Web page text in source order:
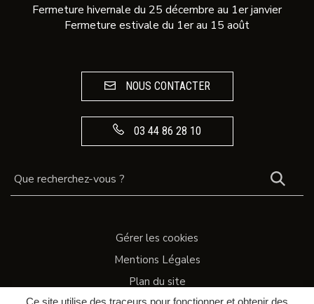
Ce site utilise des traceurs pour fonctionner et obtenir des
Fermeture hivernale du 25 décembre au 1er janvier
Fermeture estivale du 1er au 15 août
NOUS CONTACTER
03 44 86 28 10
Gérer les cookies
Mentions Légales
Plan du site